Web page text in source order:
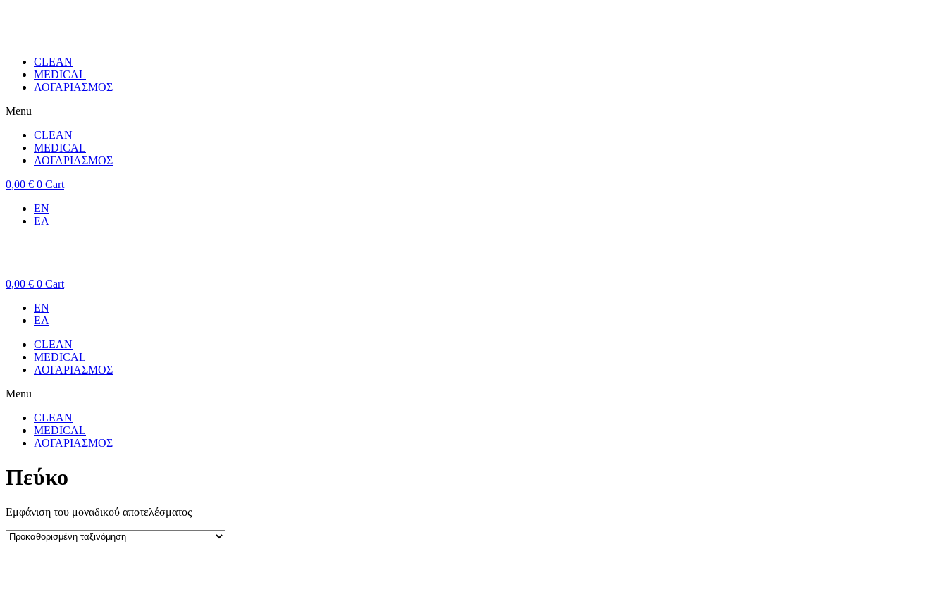
CLEAN
MEDICAL
ΛΟΓΑΡΙΑΣΜΟΣ
Menu
CLEAN
MEDICAL
ΛΟΓΑΡΙΑΣΜΟΣ
0,00 € 0 Cart
EN
ΕΛ
0,00 € 0 Cart
EN
ΕΛ
CLEAN
MEDICAL
ΛΟΓΑΡΙΑΣΜΟΣ
Menu
CLEAN
MEDICAL
ΛΟΓΑΡΙΑΣΜΟΣ
Πεύκο
Εμφάνιση του μοναδικού αποτελέσματος